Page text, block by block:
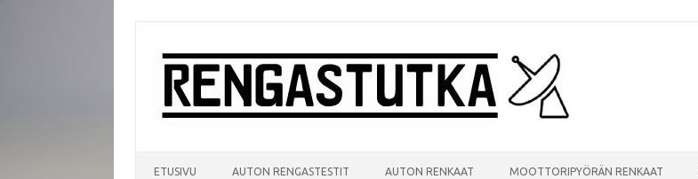
content
ETUSIVU AUTON RENGASTESTIT AUTON RENKAAT MOOTTORIPYÖRÄN RENKAAT